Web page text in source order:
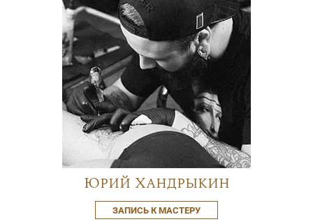
Юрий Хандрыкин
ЗАПИСЬ К МАСТЕРУ